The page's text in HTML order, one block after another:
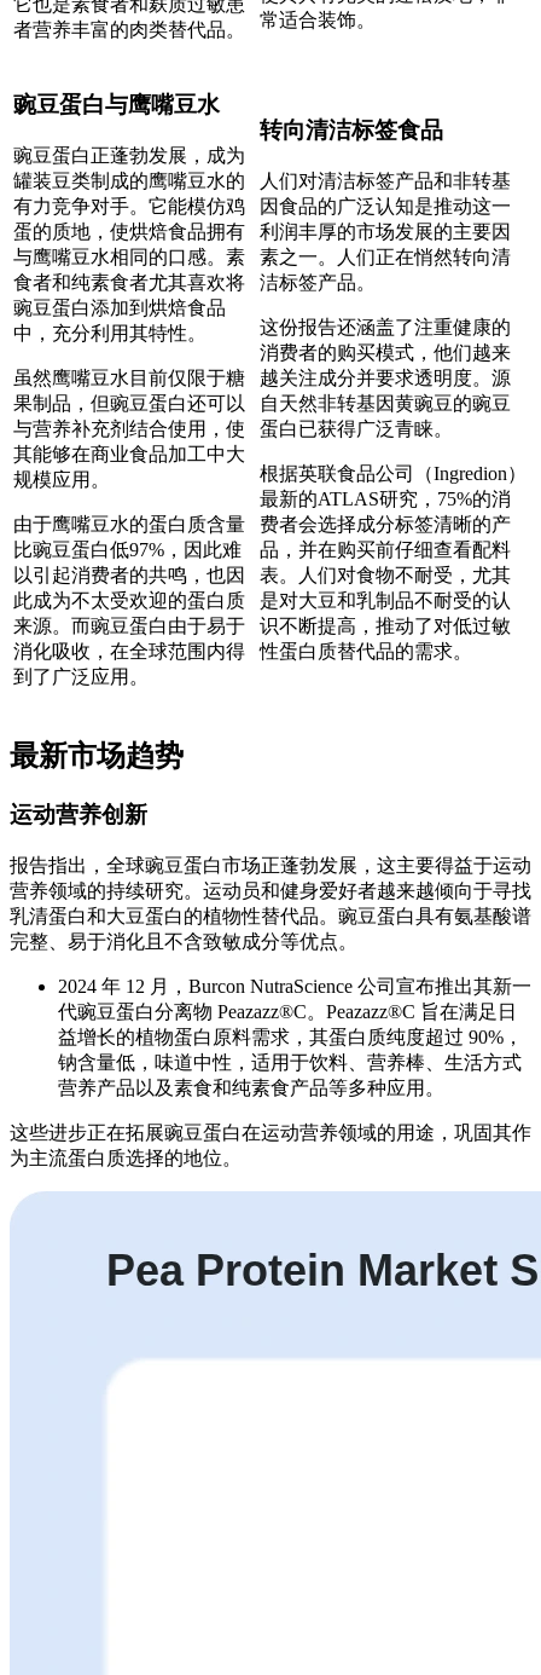
者营养丰富的肉类替代品。
常适合装饰。
豌豆蛋白与鹰嘴豆水
豌豆蛋白正蓬勃发展，成为
罐装豆类制成的鹰嘴豆水的
有力竞争对手。它能模仿鸡
蛋的质地，使烘焙食品拥有
与鹰嘴豆水相同的口感。素
食者和纯素食者尤其喜欢将
豌豆蛋白添加到烘焙食品
中，充分利用其特性。
虽然鹰嘴豆水目前仅限于糖
果制品，但豌豆蛋白还可以
与营养补充剂结合使用，使
其能够在商业食品加工中大
规模应用。
由于鹰嘴豆水的蛋白质含量
比豌豆蛋白低97%，因此难
以引起消费者的共鸣，也因
此成为不太受欢迎的蛋白质
来源。而豌豆蛋白由于易于
消化吸收，在全球范围内得
到了广泛应用。
转向清洁标签食品
人们对清洁标签产品和非转基
因食品的广泛认知是推动这一
利润丰厚的市场发展的主要因
素之一。人们正在悄然转向清
洁标签产品。
这份报告还涵盖了注重健康的
消费者的购买模式，他们越来
越关注成分并要求透明度。源
自天然非转基因黄豌豆的豌豆
蛋白已获得广泛青睐。
根据英联食品公司（Ingredion）
最新的ATLAS研究，75%的消
费者会选择成分标签清晰的产
品，并在购买前仔细查看配料
表。人们对食物不耐受，尤其
是对大豆和乳制品不耐受的认
识不断提高，推动了对低过敏
性蛋白质替代品的需求。
最新市场趋势
运动营养创新
报告指出，全球豌豆蛋白市场正蓬勃发展，这主要得益于运动
营养领域的持续研究。运动员和健身爱好者越来越倾向于寻找
乳清蛋白和大豆蛋白的植物性替代品。豌豆蛋白具有氨基酸谱
完整、易于消化且不含致敏成分等优点。
2024 年 12 月，Burcon NutraScience 公司宣布推出其新一
代豌豆蛋白分离物 Peazazz®C。Peazazz®C 旨在满足日
益增长的植物蛋白原料需求，其蛋白质纯度超过 90%，
钠含量低，味道中性，适用于饮料、营养棒、生活方式
营养产品以及素食和纯素食产品等多种应用。
这些进步正在拓展豌豆蛋白在运动营养领域的用途，巩固其作
为主流蛋白质选择的地位。